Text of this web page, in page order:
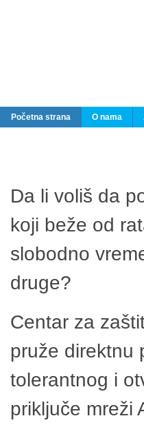
Početna strana O nama
Da li voliš da
koji beže od
slobodno
druge?
Centar za
pruže direktnu
tolerantnog i
priključe mreži